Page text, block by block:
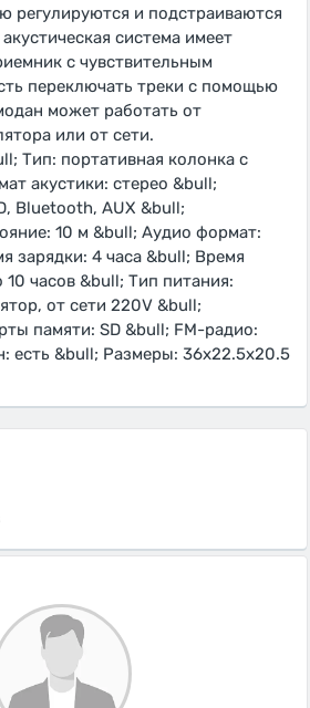
регулируются и подстраиваются
система имеет
с чувствительным
переключать треки с помощью
может работать от
или от сети.
Тип: портативная колонка с
акустики: стерео &bull;
Bluetooth, AUX &bull;
10 м &bull; Аудио формат:
зарядки: 4 часа &bull; Время
10 часов &bull; Тип питания:
от сети 220V &bull;
памяти: SD &bull; FM-радио:
есть &bull; Размеры: 36х22.5х20.5